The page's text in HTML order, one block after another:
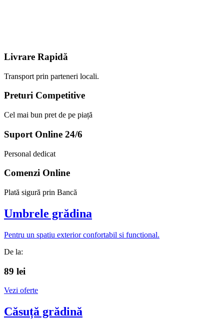
Livrare Rapidă
Transport prin parteneri locali.
Preturi Competitive
Cel mai bun pret de pe piață
Suport Online 24/6
Personal dedicat
Comenzi Online
Plată sigură prin Bancă
Umbrele grădina
Pentru un spatiu exterior confortabil si functional.
De la:
89 lei
Vezi oferte
Căsuță grădină